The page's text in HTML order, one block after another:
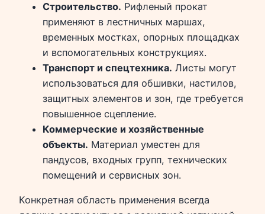
Строительство. Рифленый прокат
применяют в лестничных маршах,
временных мостках, опорных площадках
и вспомогательных конструкциях.
Транспорт и спецтехника. Листы могут
использоваться для обшивки, настилов,
защитных элементов и зон, где требуется
повышенное сцепление.
Коммерческие и хозяйственные
объекты. Материал уместен для
пандусов, входных групп, технических
помещений и сервисных зон.
Конкретная область применения всегда